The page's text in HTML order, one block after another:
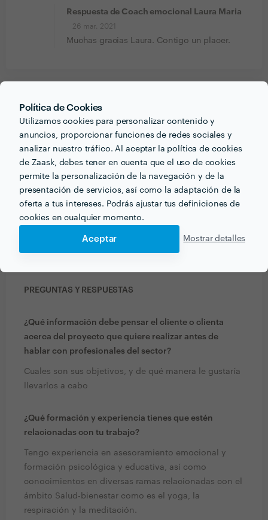
Política de Cookies
Utilizamos cookies para personalizar contenido y
anuncios, proporcionar funciones de redes sociales y
analizar nuestro tráfico. Al aceptar la política de cookies
de Zaask, debes tener en cuenta que el uso de cookies
permite la personalización de la navegación y de la
presentación de servicios, así como la adaptación de la
oferta a tus intereses. Podrás ajustar tus definiciones de
cookies en cualquier momento.
Aceptar Mostrar detalles
Respuesta de Coach emocional Laura Maria
26 mar. 2021
Muchas gracias Laura. Contigo un placer.
PORTFOLIO
PREGUNTAS Y RESPUESTAS
¿Qué información debe pensar el cliente o clienta
acerca del proyecto que quiere realizar antes de
hablar con profesionales del sector?
Cuales son sus objetivos, y de qué manera le gustaría
llevarlos a cabo
¿Qué formación y experiencia tienes que estén
relacionadas con tu trabajo?
Tengo experiencia en asesoramiento emocional y
formación psicológica y educativa, así como
conocimientos en diversas ramas relacionadas con el
ámbito Salud-bienestar como es el yoga, la
respiración y la meditación.